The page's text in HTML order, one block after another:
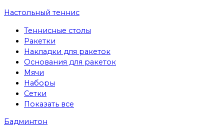
Настольный теннис
Теннисные столы
Ракетки
Накладки для ракеток
Основания для ракеток
Мячи
Наборы
Сетки
Показать все
Бадминтон